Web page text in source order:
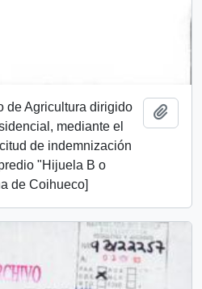
de Agricultura dirigido
mediante el
de indemnización
"Hijuela B o
de Coihueco]